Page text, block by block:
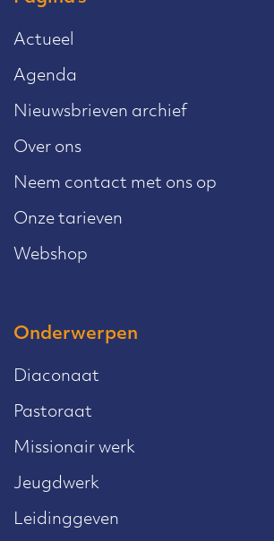
Actueel
Agenda
Nieuwsbrieven archief
Over ons
Neem contact met ons op
Onze tarieven
Webshop
Onderwerpen
Diaconaat
Pastoraat
Missionair werk
Jeugdwerk
Leidinggeven